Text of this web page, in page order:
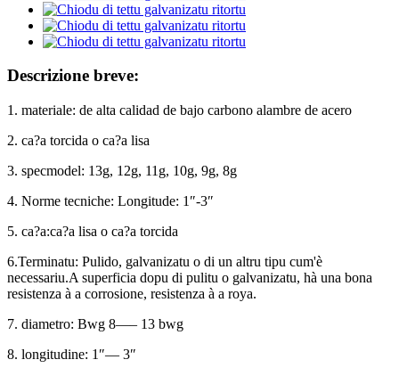
Descrizione breve:
1. materiale: de alta calidad de bajo carbono alambre de acero
2. ca?a torcida o ca?a lisa
3. specmodel: 13g, 12g, 11g, 10g, 9g, 8g
4. Norme tecniche: Longitude: 1″-3″
5. ca?a:ca?a lisa o ca?a torcida
6.Terminatu: Pulido, galvanizatu o di un altru tipu cum'è
necessariu.A superficia dopu di pulitu o galvanizatu, hà una bona
resistenza à a corrosione, resistenza à a roya.
7. diametro: Bwg 8—– 13 bwg
8. longitudine: 1″— 3″